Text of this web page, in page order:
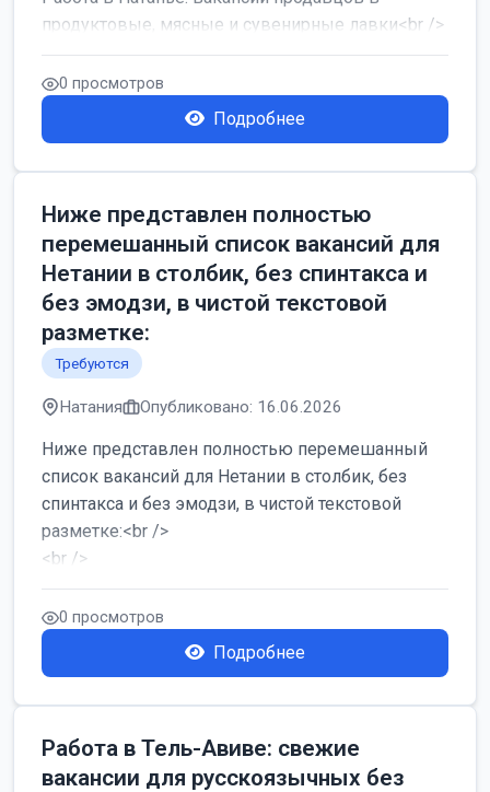
продуктовые, мясные и сувенирные лавки<br />
Разнорабочий на сборку м...
0 просмотров
Подробнее
Ниже представлен полностью
перемешанный список вакансий для
Нетании в столбик, без спинтакса и
без эмодзи, в чистой текстовой
разметке:
Требуются
Натания Опубликовано: 16.06.2026
Ниже представлен полностью перемешанный
список вакансий для Нетании в столбик, без
спинтакса и без эмодзи, в чистой текстовой
разметке:<br />
<br />
Работа в Нетании на мебельном производстве:
требу...
0 просмотров
Подробнее
Работа в Тель-Авиве: свежие
вакансии для русскоязычных без